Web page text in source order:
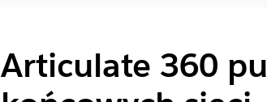
Articulate 360